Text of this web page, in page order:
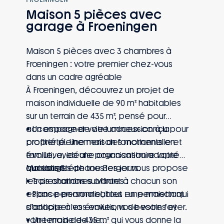
• Une maison pensée pour un premier
projet immobilier durable, avec des
au quotidien.
Maison 5 pièces avec
garage à Froeningen
Maison 5 pièces avec 3 chambres à
Frœningen : votre premier chez-vous
dans un cadre agréable
À Frœningen, découvrez un projet de
maison individuelle de 90 m² habitables
sur un terrain de 435 m², pensé pour
accompagner votre accession à la
propriété. Une maison fonctionnelle et
évolutive, idéale pour construire votre
quotidien.
• Un espace de vie lumineux conçu pour
profiter pleinement des moments en
famille, avec une organisation adaptée
aux usages de tous les jours.
• Trois chambres offrant à chacun son
espace personnel, tout en permettant
d’anticiper les évolutions de votre foyer.
• Un terrain de 435 m² qui vous donne la
Maisons Stéphane Berger vous propose
les prestations suivantes :
• Plans personnalisables : une maison qui
s’adapte à vos envies, vos besoins et
votre mode de vie